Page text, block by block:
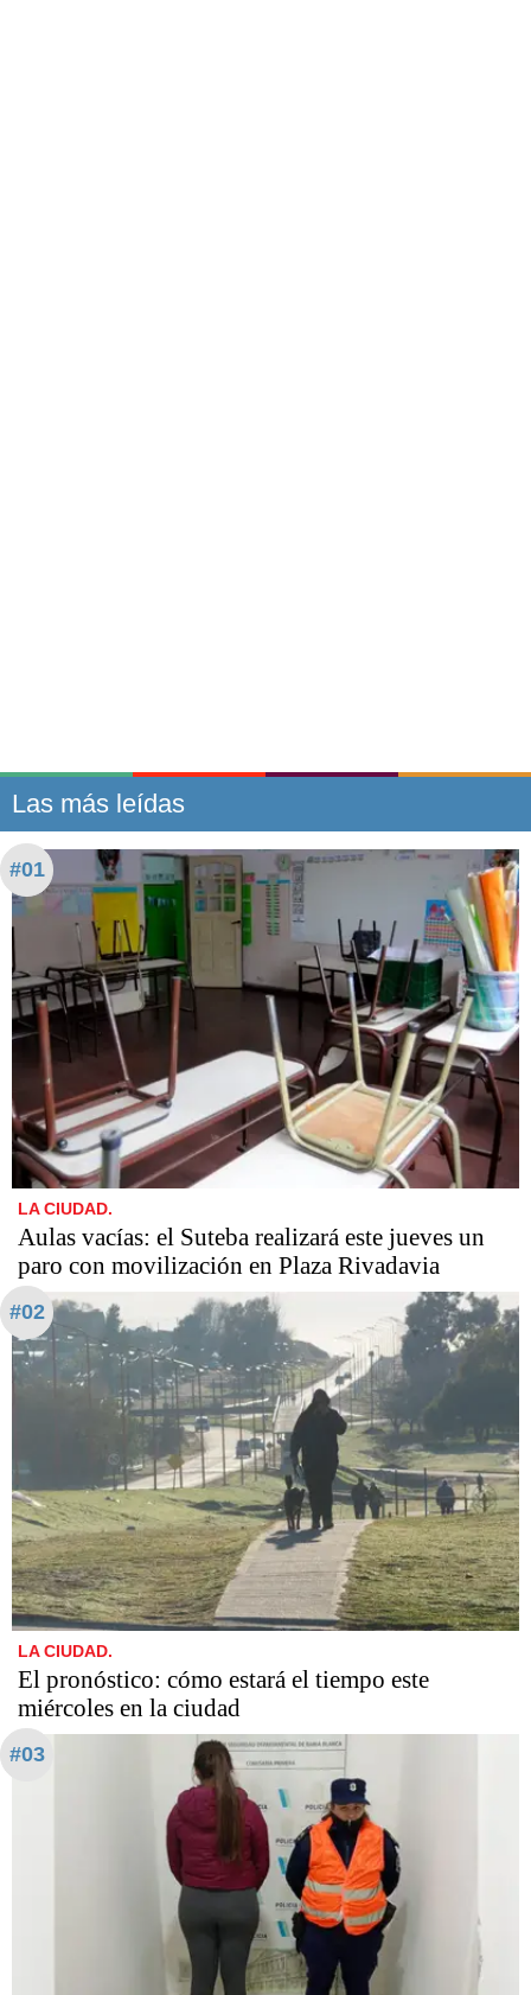
Las más leídas
#01
LA CIUDAD.
Aulas vacías: el Suteba realizará este jueves un
paro con movilización en Plaza Rivadavia
#02
LA CIUDAD.
El pronóstico: cómo estará el tiempo este
miércoles en la ciudad
#03